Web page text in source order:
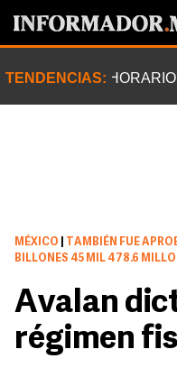
TENDENCIAS:
MÉXICO
TAMBIÉN FUE
BILLONES 45 MIL 478.6
Avalan
régimen